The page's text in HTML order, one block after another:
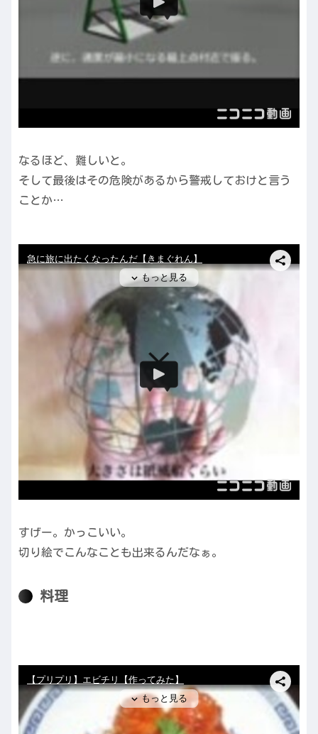
なるほど、難しいと。
そして最後はその危険があるから警戒しておけと言う
ことか…
すげー。かっこいい。
切り絵でこんなことも出来るんだなぁ。
料理